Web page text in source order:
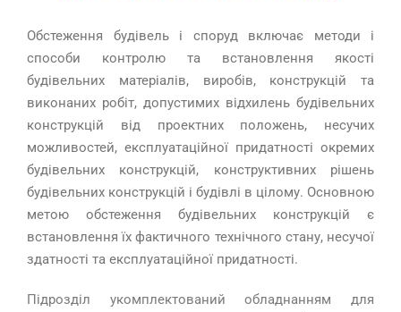
Обстеження будівель і споруд включає методи і
способи контролю та встановлення якості
будівельних матеріалів, виробів, конструкцій та
виконаних робіт, допустимих відхилень будівельних
конструкцій від проектних положень, несучих
можливостей, експлуатаційної придатності окремих
будівельних конструкцій, конструктивних рішень
будівельних конструкцій і будівлі в цілому. Основною
метою обстеження будівельних конструкцій є
встановлення їх фактичного технічного стану, несучої
здатності та експлуатаційної придатності.
Підрозділ укомплектований обладнанням для